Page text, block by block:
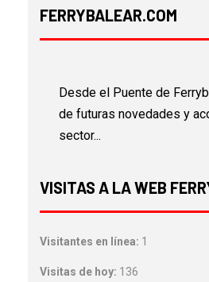
FERRYBALEAR.COM
Desde el Puente de
de futuras novedades y
sector...
VISITAS A LA WEB
Visitantes en línea: 1
Visitas de hoy: 136